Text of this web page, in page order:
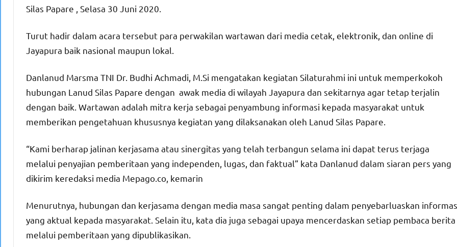
Silas Papare , Selasa 30 Juni 2020.
Turut hadir dalam acara tersebut para perwakilan wartawan dari media cetak, elektronik, dan online di
Jayapura baik nasional maupun lokal.
Danlanud Marsma TNI Dr. Budhi Achmadi, M.Si mengatakan kegiatan Silaturahmi ini untuk memperkokoh
hubungan Lanud Silas Papare dengan awak media di wilayah Jayapura dan sekitarnya agar tetap terjalin
dengan baik. Wartawan adalah mitra kerja sebagai penyambung informasi kepada masyarakat untuk
memberikan pengetahuan khususnya kegiatan yang dilaksanakan oleh Lanud Silas Papare.
“Kami berharap jalinan kerjasama atau sinergitas yang telah terbangun selama ini dapat terus terjaga
melalui penyajian pemberitaan yang independen, lugas, dan faktual” kata Danlanud dalam siaran pers yang
dikirim keredaksi media Mepago.co, kemarin
Menurutnya, hubungan dan kerjasama dengan media masa sangat penting dalam penyebarluaskan
yang aktual kepada masyarakat. Selain itu, kata dia juga sebagai upaya mencerdaskan setiap pembaca berita
melalui pemberitaan yang dipublikasikan.